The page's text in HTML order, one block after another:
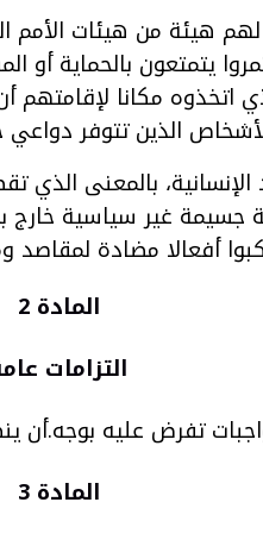
هيئة من هيئات الأمم
يتمتعون بالحماية أو
مكانا
الذين تتوفر دواعي
بالمعنى
جسيمة غير سياسية
أفعالا مضادة لمقاصد
المادة 2
التزامات
تفرض عليه بوجه.أن
المادة 3